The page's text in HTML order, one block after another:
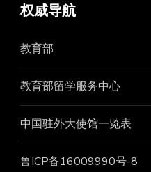
权威导航
教育部
教育部留学服务中心
中国驻外大使馆一览表
鲁ICP备16009990号-8